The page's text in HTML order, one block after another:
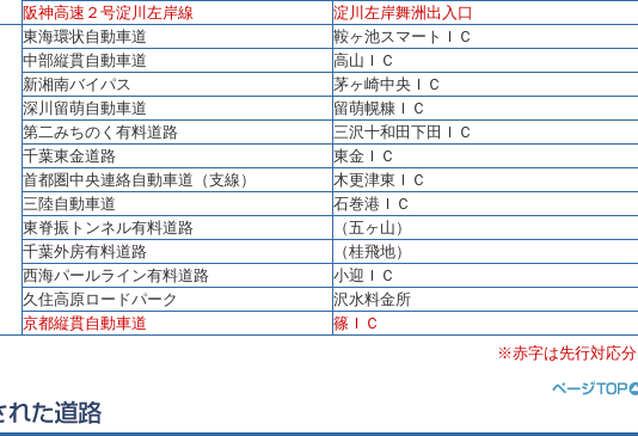
阪神高速２号淀川左岸線
淀川左岸舞洲出入口
東海環状自動車道
鞍ヶ池スマートＩＣ
中部縦貫自動車道
高山ＩＣ
新湘南バイパス
茅ヶ崎中央ＩＣ
深川留萌自動車道
留萌幌糠ＩＣ
第二みちのく有料道路
三沢十和田下田ＩＣ
千葉東金道路
東金ＩＣ
首都圏中央連絡自動車道（支線）
木更津東ＩＣ
三陸自動車道
石巻港ＩＣ
東脊振トンネル有料道路
（五ヶ山）
千葉外房有料道路
（桂飛地）
西海パールライン有料道路
小迎ＩＣ
久住高原ロードパーク
沢水料金所
京都縦貫自動車道
篠ＩＣ
※赤字は先行対応分